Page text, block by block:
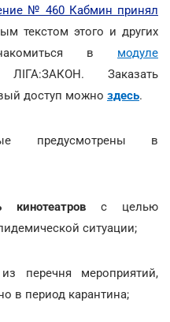
№ 460 Кабмин принял
текстом этого и других
в модуле
Заказать
доступ можно здесь.
предусмотрены в
кинотеатров с целью
ситуации;
из перечня мероприятий,
в период карантина;